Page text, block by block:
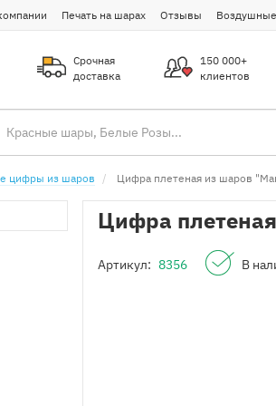
Печать на шарах Отзывы
Срочная
доставка
150 000+
клиентов
цифры из шаров Цифра плетеная из шаров
Цифра
Артикул: 8356 В